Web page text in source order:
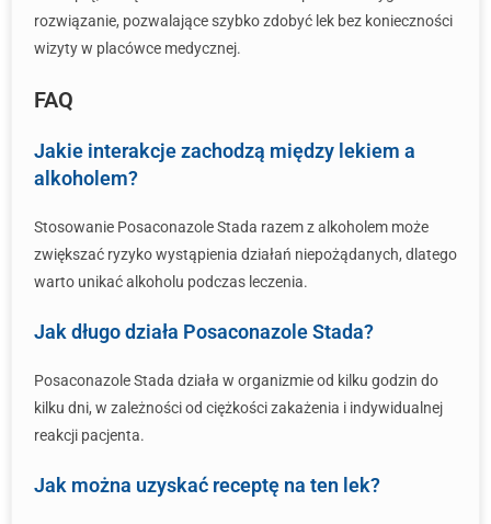
rozwiązanie, pozwalające szybko zdobyć lek bez konieczności
wizyty w placówce medycznej.
FAQ
Jakie interakcje zachodzą między lekiem a
alkoholem?
Stosowanie Posaconazole Stada razem z alkoholem może
zwiększać ryzyko wystąpienia działań niepożądanych, dlatego
warto unikać alkoholu podczas leczenia.
Jak długo działa Posaconazole Stada?
Posaconazole Stada działa w organizmie od kilku godzin do
kilku dni, w zależności od ciężkości zakażenia i indywidualnej
reakcji pacjenta.
Jak można uzyskać receptę na ten lek?